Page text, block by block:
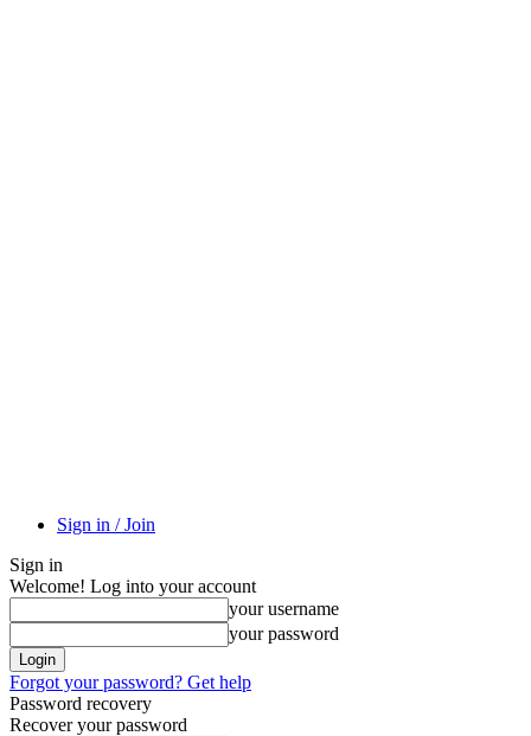
Sign in / Join
Sign in
Welcome! Log into your account
your username
your password
Forgot your password? Get help
Password recovery
Recover your password